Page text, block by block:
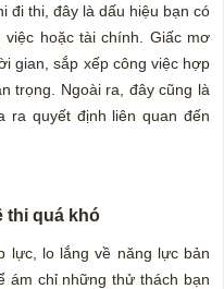
đi thi, đây là dấu hiệu bạn có
hoặc tài chính. Giấc mơ
gian, sắp xếp công việc hợp
trọng. Ngoài ra, đây cũng là
ra quyết định liên quan đến
thi quá khó
lực, lo lắng về năng lực bản
ám chỉ những thử thách bạn